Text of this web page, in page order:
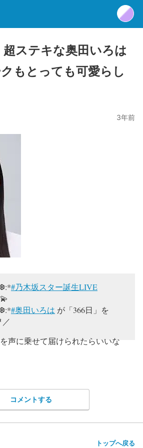
超ステキな奥田いろは
もとっても可愛らし
3年前
#乃木坂スター誕生LIVE
#奥田いろは が「366日」を
声に乗せて届けられたらいいな
中
誕生！【公式】 (@nogista_ntv)
コメントする
トップへ戻る